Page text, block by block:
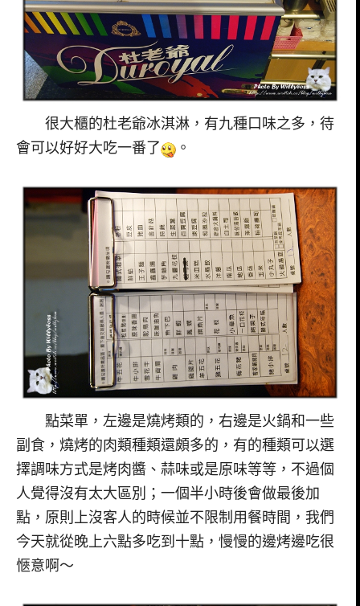
很大櫃的杜老爺冰淇淋，有九種口味之多，待
會可以好好大吃一番了
。
點菜單，左邊是燒烤類的，右邊是火鍋和一些
副食，燒烤的肉類種類還頗多的，有的種類可以選
擇調味方式是烤肉醬、蒜味或是原味等等，不過個
人覺得沒有太大區別；一個半小時後會做最後加
點，原則上沒客人的時候並不限制用餐時間，我們
今天就從晚上六點多吃到十點，慢慢的邊烤邊吃很
愜意啊～